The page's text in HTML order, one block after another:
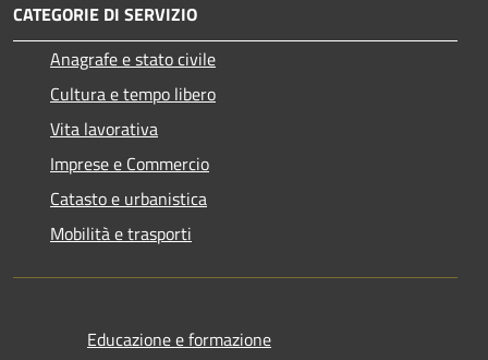
CATEGORIE DI SERVIZIO
Anagrafe e stato civile
Cultura e tempo libero
Vita lavorativa
Imprese e Commercio
Catasto e urbanistica
Mobilità e trasporti
Educazione e formazione